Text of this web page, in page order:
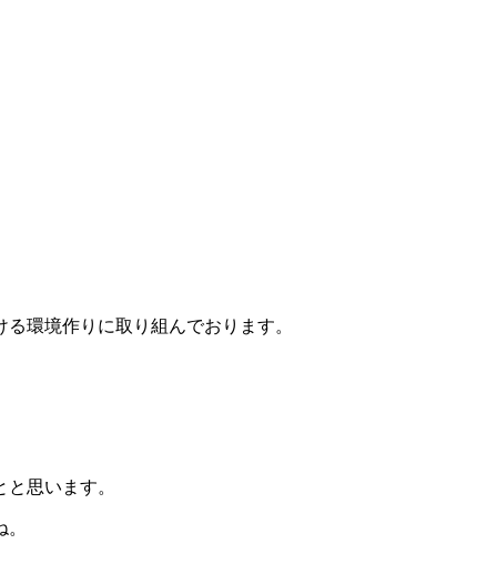
環境作りに取り組んでおります。
思います。